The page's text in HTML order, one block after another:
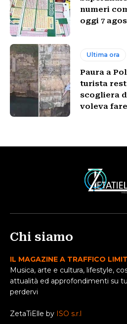
numeri
oggi 7
Ultima ora
Paura a
turista
scogliera
voleva
Chi siamo
IL MAGAZINE A TRAFFICO
Musica, arte e cultura, lifestyle,
attualità ed approfondimenti su
perdervi
ZetaTiElle by ISO s.r.l